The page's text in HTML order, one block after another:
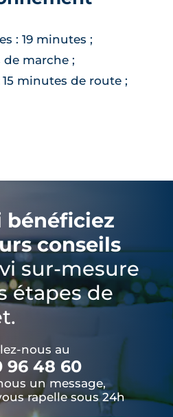
: 19 minutes ;
de marche ;
minutes de route ;
bénéficiez
conseils
sur-mesure
étapes de
nous au
96 48 60
un message,
rapelle sous 24h